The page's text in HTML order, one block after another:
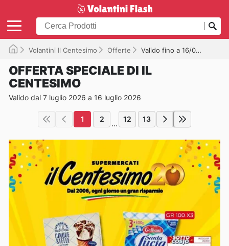
Volantini Il Centesimo Offerte Valido fino a 16/07/2026
OFFERTA SPECIALE DI IL
CENTESIMO
Valido dal 7 luglio 2026 a 16 luglio 2026
1 2 ... 12 13